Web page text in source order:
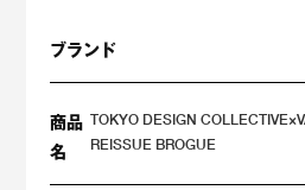
ブランド
商品
名
TOKYO DESIGN
REISSUE BROGUE